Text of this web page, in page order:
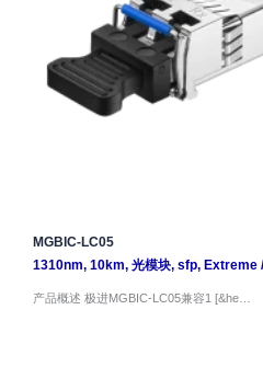
MGBIC-LC05
1310nm, 10km, 光模块, sfp, Extreme
产品概述 极进MGBIC-LC05兼容1 [&he…